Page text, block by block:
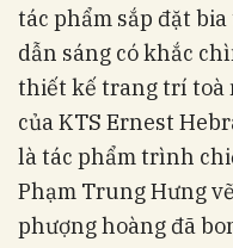
tác phẩm sắp đặt
dẫn sáng có khắc
thiết kế trang trí toà
của KTS Ernest
là tác phẩm trình
Phạm Trung Hưng
phượng hoàng đã